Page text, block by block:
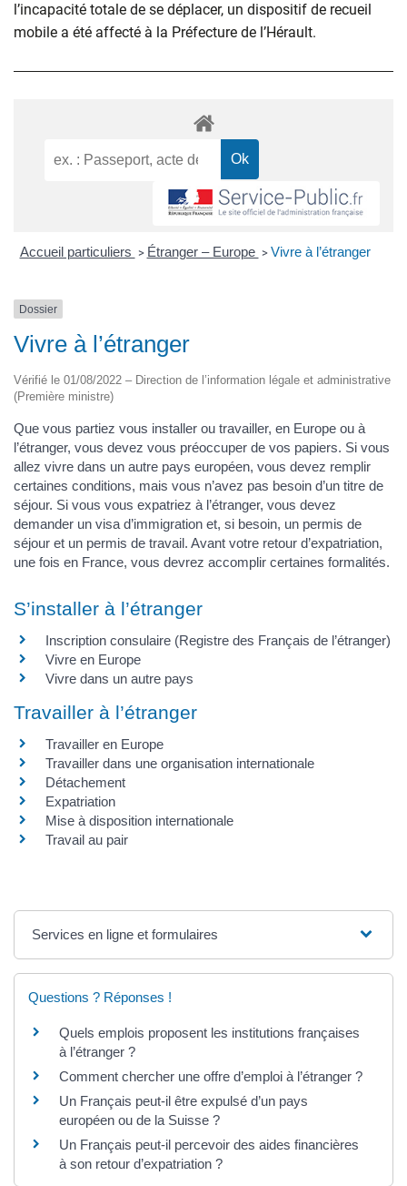
l’incapacité totale de se déplacer, un dispositif de recueil
mobile a été affecté à la Préfecture de l’Hérault.
Accueil particuliers > Étranger – Europe > Vivre à l’étranger
Dossier
Vivre à l’étranger
Vérifié le 01/08/2022 – Direction de l’information légale et administrative
(Première ministre)
Que vous partiez vous installer ou travailler, en Europe ou à
l’étranger, vous devez vous préoccuper de vos papiers. Si vous
allez vivre dans un autre pays européen, vous devez remplir
certaines conditions, mais vous n’avez pas besoin d’un titre de
séjour. Si vous vous expatriez à l’étranger, vous devez
demander un visa d’immigration et, si besoin, un permis de
séjour et un permis de travail. Avant votre retour d’expatriation,
une fois en France, vous devrez accomplir certaines formalités.
S’installer à l’étranger
Inscription consulaire (Registre des Français de l’étranger)
Vivre en Europe
Vivre dans un autre pays
Travailler à l’étranger
Travailler en Europe
Travailler dans une organisation internationale
Détachement
Expatriation
Mise à disposition internationale
Travail au pair
Services en ligne et formulaires
Questions ? Réponses !
Quels emplois proposent les institutions françaises
à l’étranger ?
Comment chercher une offre d’emploi à l’étranger ?
Un Français peut-il être expulsé d’un pays
européen ou de la Suisse ?
Un Français peut-il percevoir des aides financières
à son retour d’expatriation ?